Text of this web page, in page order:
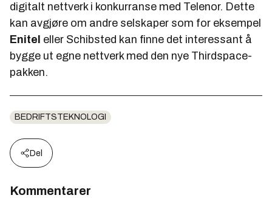
digitalt nettverk i konkurranse med Telenor. Dette
kan avgjøre om andre selskaper som for eksempel
Enitel eller Schibsted kan finne det interessant å
bygge ut egne nettverk med den nye Thirdspace-
pakken.
BEDRIFTSTEKNOLOGI
Del
Kommentarer